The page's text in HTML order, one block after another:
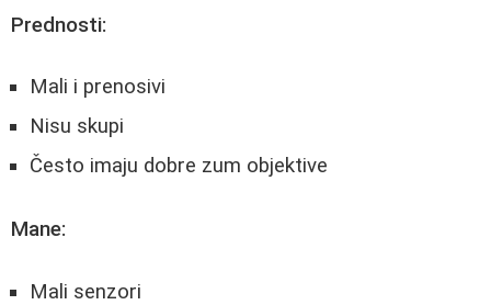
Prednosti:
Mali i prenosivi
Nisu skupi
Često imaju dobre zum objektive
Mane:
Mali senzori